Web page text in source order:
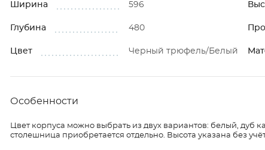
Ширина 596
Глубина 480
Цвет Черный трюфель/Белый
Особенности
Цвет корпуса можно выбрать из двух вариантов: белый, дуб
столешница приобретается отдельно. Высота указана без